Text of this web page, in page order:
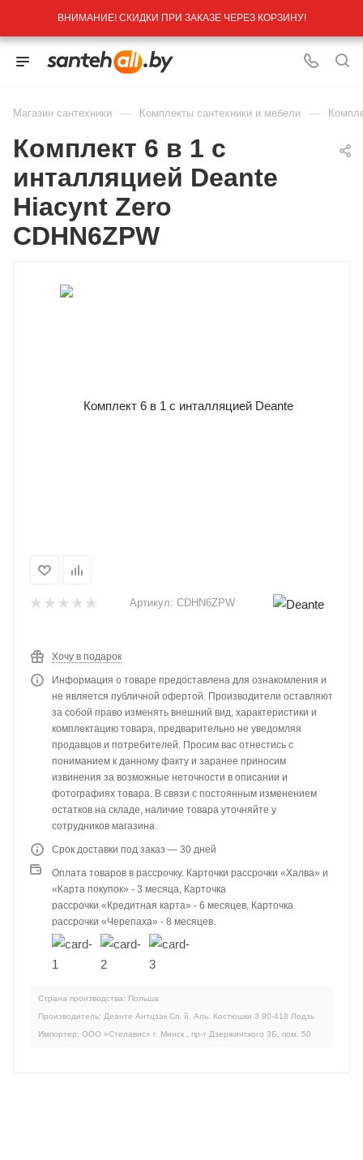
ВНИМАНИЕ! СКИДКИ ПРИ ЗАКАЗЕ ЧЕРЕЗ КОРЗИНУ!
Магазин сантехники — Комплекты сантехники и мебели —
Комплект 6 в 1 с
инталляцией Deante
Hiacynt Zero
CDHN6ZPW
Артикул: CDHN6ZPW
Хочу в подарок
Информация о товаре предоставлена для ознакомления и
не является публичной офертой. Производители оставляют
за собой право изменять внешний вид, характеристики и
комплектацию товара, предварительно не уведомляя
продавцов и потребителей. Просим вас отнестись с
пониманием к данному факту и заранее приносим
извинения за возможные неточности в описании и
фотографиях товара. В связи с постоянным изменением
остатков на складе, наличие товара уточняйте у
сотрудников магазина.
Срок доставки под заказ — 30 дней
Оплата товаров в рассрочку. Карточки рассрочки «Халва» и
«Карта покупок» - 3 месяца, Карточка
рассрочки «Кредитная карта» - 6 месяцев, Карточка
рассрочки «Черепаха» - 8 месяцев.
Страна производства: Польша
Производитель: Деанте Антцзак Сп. й. Аль. Костюшки 3 90-418 Лодзь
Импортер: ООО «Стелавис» г. Минск , пр-т Дзержинского 3Б, пом. 50